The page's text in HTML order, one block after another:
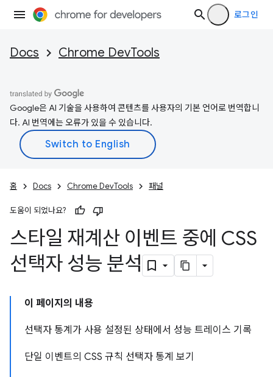
로그인
Docs Chrome DevTools
Google은 AI 기술을 사용하여 콘텐츠를 사용자의 기본 언어로 번역합니
다. AI 번역에는 오류가 있을 수 있습니다.
홈 Docs Chrome DevTools 패널
도움이 되었나요?
스타일 재계산 이벤트 중에 CSS
선택자 성능 분석
이 페이지의 내용
선택자 통계가 사용 설정된 상태에서 성능 트레이스 기록
단일 이벤트의 CSS 규칙 선택자 통계 보기